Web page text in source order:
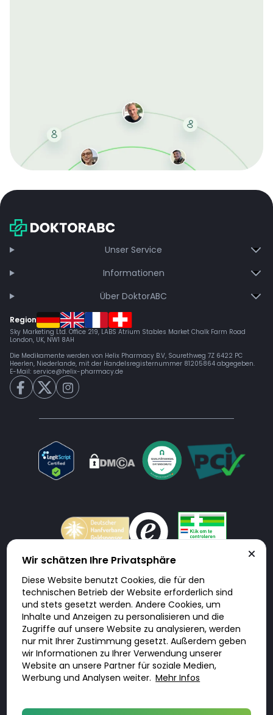
bei jeder Bestellung, erhalten schnelle Lieferung und
Unser Service
Informationen
Über DoktorABC
Region
Sky Marketing Ltd. Office 219, LABS Atrium Stables Market Chalk Farm Road
London, UK, NW1 8AH
Die Medikamente werden von Helix Pharmacy B.V, Sourethweg 7Z 6422 PC
Heerlen, Niederlande, mit der Handelsregisternummer 81205864 abgegeben.
E-Mail: service@helix-pharmacy.de
Doktorabc.com ist eine Vermittlungsplattform. Doktorabc ist ausdrücklich
keine Internetapotheke. Doktorabc bietet keine Medikamente oder
sonstige Produkte an oder liefert diese. Jegliche Informationen zu
Produkten, Medikamenten und Preisen auf der Internetseite beinhalten
kein Angebot von Doktorabc an Sie. Für die Einhaltung der in Ihrem Land
geltenden Gesetze und sonstigen Rechtsvorschriften sind Sie als Nutzer
selbst verantwortlich. Die Nutzung unseres Services auf Doktorabc durch
Sie erfolgt auf eigenes Risiko und in eigener Verantwortung. Sie erklären,
diese Internetseite aus eigener Initiative zu besuchen und zu nutzen.
Wir schätzen Ihre Privatsphäre
Diese Website benutzt Cookies, die für den
technischen Betrieb der Website erforderlich sind
und stets gesetzt werden. Andere Cookies, um
Inhalte und Anzeigen zu personalisieren und die
Zugriffe auf unsere Website zu analysieren, werden
nur mit Ihrer Zustimmung gesetzt. Außerdem geben
wir Informationen zu Ihrer Verwendung unserer
Website an unsere Partner für soziale Medien,
Werbung und Analysen weiter. Mehr Infos